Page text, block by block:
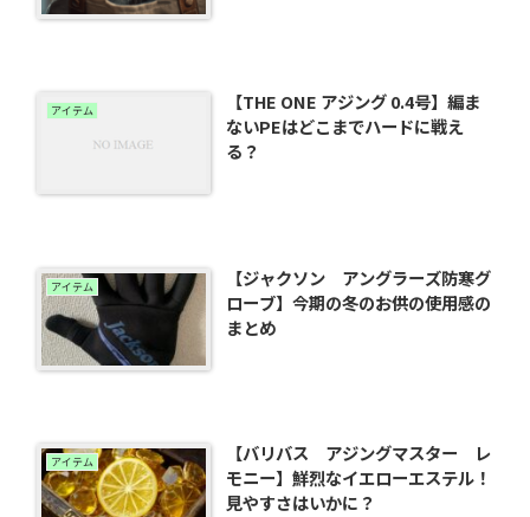
アイテム
【THE ONE アジング 0.4号】編ま
ないPEはどこまでハードに戦え
る？
アイテム
【ジャクソン アングラーズ防寒グ
ローブ】今期の冬のお供の使用感の
まとめ
アイテム
【バリバス アジングマスター レ
モニー】鮮烈なイエローエステル！
見やすさはいかに？